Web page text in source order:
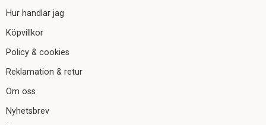
Hur handlar jag
Köpvillkor
Policy & cookies
Reklamation & retur
Om oss
Nyhetsbrev